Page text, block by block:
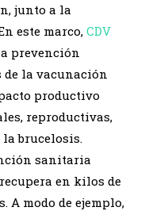
junto a la
este marco, CDV
prevención
la vacunación
productivo
reproductivas,
brucelosis.
sanitaria
en kilos de
A modo de ejemplo,